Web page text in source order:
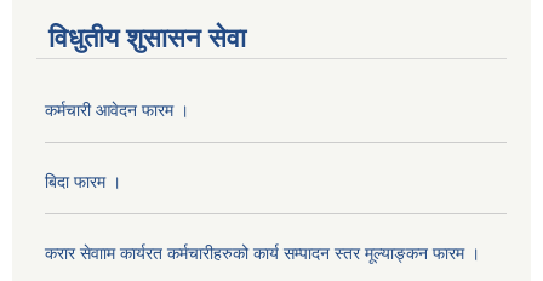
विधुतीय शुसासन सेवा
कर्मचारी आवेदन फारम ।
बिदा फारम ।
करार सेवााम कार्यरत कर्मचारीहरुको कार्य सम्पादन स्तर मूल्याङ्कन फारम ।